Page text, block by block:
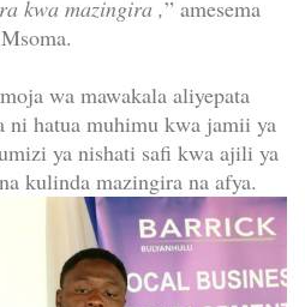
kwa mazingira ,” amesema
Msoma.
wa mawakala aliyepata
ni hatua muhimu kwa jamii ya
ya nishati safi kwa ajili ya
kulinda mazingira na afya.